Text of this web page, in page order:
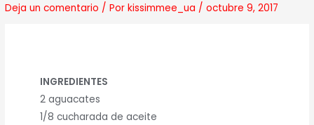
Deja un comentario / Porkissimmee_ua /octubre 9, 2017
INGREDIENTES
2 aguacates
1/8 cucharada de aceite